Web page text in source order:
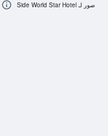
صور لـ Side World Star Hotel